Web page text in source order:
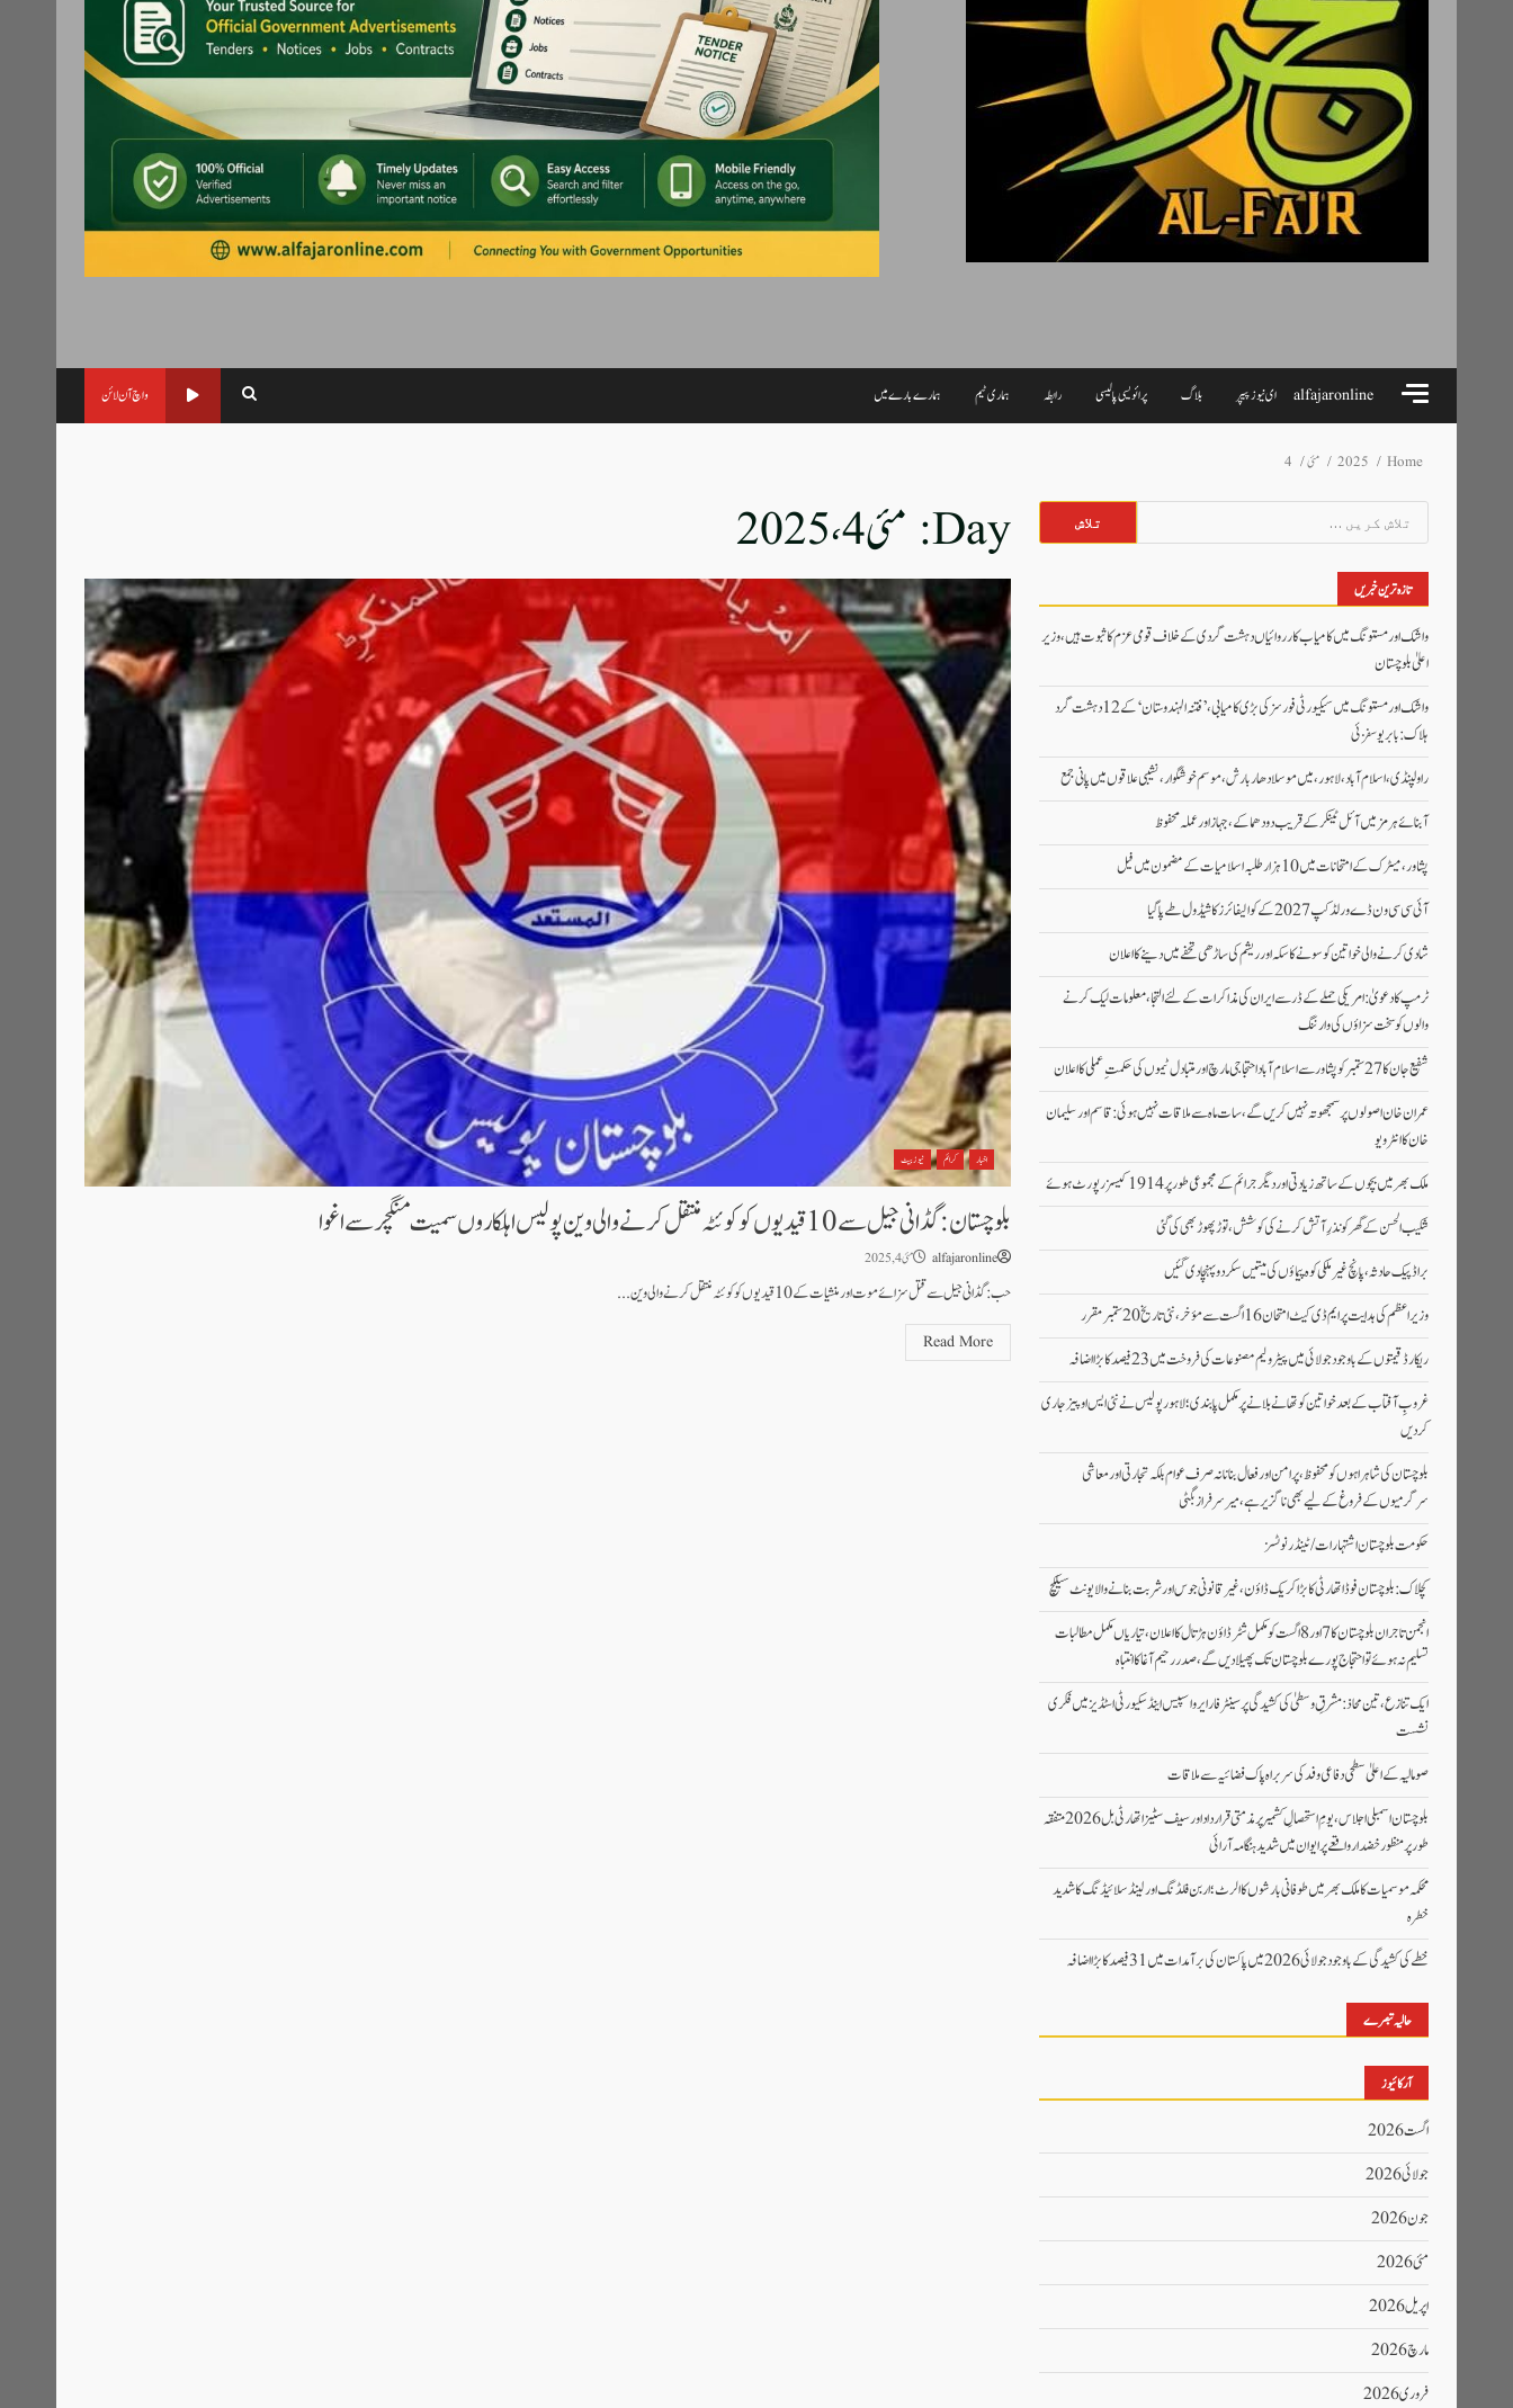
alfajaronline ای نیوز پیپر بلاگ پرائویسی پالیسی رابطہ ہماری ٹیم ہمارے بارے میں واچ آن لائن
Home
2025 مئی 4
Day: مئی 4، 2025
اخبار کرائم نیوز بیٹ
بلوچستان: گڈانی جیل سے 10 قیدیوں کو کوئٹہ منتقل کرنے والی وین پولیس اہلکاروں سمیت منگچر سے اغوا
alfajaronline مئی 4, 2025
حب: گڈانی جیل سے قتل سزائے موت اور منشیات کے 10قیدیوں کو کوئٹہ منتقل کرنے والی وین...
Read More
کریں
برائے:
تازہ ترین خبریں
واشک اور مستونگ میں کامیاب کارروائیاں دہشت گردی کے خلاف قومی عزم کا ثبوت ہیں، وزیر
اعلیٰ بلوچستان
واشک اور مستونگ میں سیکیورٹی فورسز کی بڑی کامیابی، ’فتنہ الہندوستان‘ کے 12 دہشت گرد
ہلاک: بابر یوسفزئی
راولپنڈی، اسلام آباد،لاہور، میں موسلادھار بارش،موسم خوشگوار، نشیبی علاقوں میں پانی جمع
آبنائے ہرمز میں آئل ٹینکر کے قریب دو دھماکے، جہاز اور عملہ محفوظ
پشاور، میٹرک کے امتحانات میں 10 ہزار طلبہ اسلامیات کے مضمون میں فیل
آئی سی سی ون ڈے ورلڈکپ 2027 کے کوالیفائرز کا شیڈول طے پاگیا
شادی کرنے والی خواتین کو سونے کا سکہ اور ریشم کی ساڑھی تحفے میں دینے کا اعلان
ٹرمپ کا دعویٰ: امریکی حملے کے ڈر سے ایران کی مذاکرات کے لئے التجا، معلومات لیک کرنے
والوں کو سخت سزاؤں کی وارننگ
شفیع جان کا 27 ستمبر کو پشاور سے اسلام آباد احتجاجی مارچ اور متبادل ٹیموں کی حکمتِ عملی کا اعلان
عمران خان اصولوں پر سمجھوتہ نہیں کریں گے، سات ماہ سے ملاقات نہیں ہوئی: قاسم اور سلیمان
خان کا انٹرویو
ملک بھر میں بچوں کے ساتھ زیادتی اور دیگر جرائم کے مجموعی طور پر 1914 کیسز رپورٹ ہوئے
شکیب الحسن کے گھر کو نذرِ آتش کرنے کی کوشش، توڑ پھوڑ بھی کی گئی
براڈ پیک حادثہ، پانچ غیرملکی کوہ پیماؤں کی میتیں سکردو پہنچا دی گئیں
وزیراعظم کی ہدایت پر ایم ڈی کیٹ امتحان 16 اگست سے مؤخر، نئی تاریخ 20 ستمبر مقرر
ریکارڈ قیمتوں کے باوجود جولائی میں پیٹرولیم مصنوعات کی فروخت میں 23 فیصد کا بڑا اضافہ
غروبِ آفتاب کے بعد خواتین کو تھانے بلانے پر مکمل پابندی؛ لاہور پولیس نے نئی ایس او پیز جاری
کر دیں
بلوچستان کی شاہراہوں کو محفوظ، پرامن اور فعال بنانا نہ صرف عوام بلکہ تجارتی اور معاشی
سرگرمیوں کے فروغ کے لیے بھی ناگزیر ہے، میر سرفراز بگٹی
حکومت بلوچستان اشتہارات/ ٹینڈر نوٹسز
کچلاک: بلوچستان فوڈ اتھارٹی کا بڑا کریک ڈاؤن، غیر قانونی جوس اور شربت بنانے والا یونٹ سیلکچ
انجمن تاجران بلوچستان کا 7 اور 8 اگست کو مکمل شٹر ڈاؤن ہڑتال کا اعلان، تیاریاں مکمل مطالبات
تسلیم نہ ہوئے تو احتجاج پورے بلوچستان تک پھیلادیں گے، صدر رحیم آغا کا انتباہ
ایک تنازع، تین محاذ: مشرقِ وسطیٰ کی کشیدگی پر سینٹر فار ایرو اسپیس اینڈ سکیورٹی اسٹڈیز میں فکری
نشست
صومالیہ کے اعلیٰ سطحی دفاعی وفد کی سربراہ پاک فضائیہ سے ملاقات
بلوچستان اسمبلی اجلاس، یومِ استحصالِ کشمیر پر مذمتی قرارداد اور سیف سٹیز اتھارٹی بل 2026 متفقہ
طور پر منظور خضدار واقعے پر ایوان میں شدید ہنگامہ آرائی
محکمہ موسمیات کا ملک بھر میں طوفانی بارشوں کا الرٹ؛ اربن فلڈنگ اور لینڈ سلائیڈنگ کا شدید
خطرہ
خطے کی کشیدگی کے باوجود جولائی 2026 میں پاکستان کی برآمدات میں 31 فیصد کا بڑا اضافہ
حالیہ تبصرے
آرکائیوز
اگست 2026
جولائی 2026
جون 2026
مئی 2026
اپریل 2026
مارچ 2026
فروری 2026